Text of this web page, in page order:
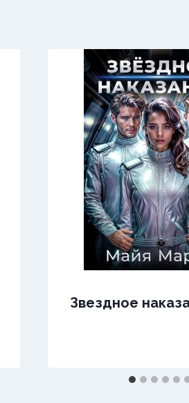
Звездное